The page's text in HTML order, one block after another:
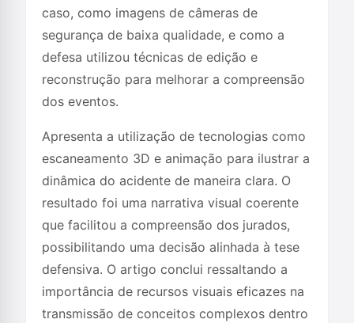
caso, como imagens de câmeras de
segurança de baixa qualidade, e como a
defesa utilizou técnicas de edição e
reconstrução para melhorar a compreensão
dos eventos.
Apresenta a utilização de tecnologias como
escaneamento 3D e animação para ilustrar a
dinâmica do acidente de maneira clara. O
resultado foi uma narrativa visual coerente
que facilitou a compreensão dos jurados,
possibilitando uma decisão alinhada à tese
defensiva. O artigo conclui ressaltando a
importância de recursos visuais eficazes na
transmissão de conceitos complexos dentro